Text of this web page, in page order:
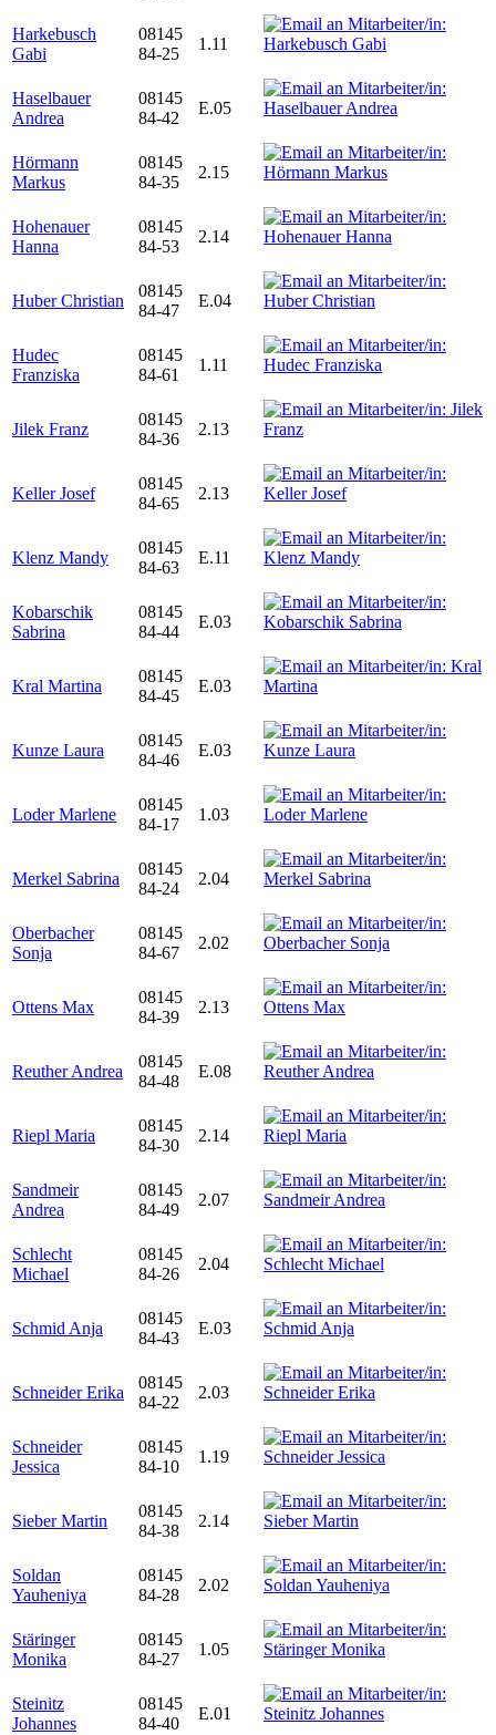
Harkebusch
Gabi
08145
84-25
1.11
Haselbauer
Andrea
08145
84-42
E.05
Hörmann
Markus
08145
84-35
2.15
Hohenauer
Hanna
08145
84-53
2.14
Huber Christian
08145
84-47
E.04
Hudec
Franziska
08145
84-61
1.11
Jilek Franz
08145
84-36
2.13
Keller Josef
08145
84-65
2.13
Klenz Mandy
08145
84-63
E.11
Kobarschik
Sabrina
08145
84-44
E.03
Kral Martina
08145
84-45
E.03
Kunze Laura
08145
84-46
E.03
Loder Marlene
08145
84-17
1.03
Merkel Sabrina
08145
84-24
2.04
Oberbacher
Sonja
08145
84-67
2.02
Ottens Max
08145
84-39
2.13
Reuther Andrea
08145
84-48
E.08
Riepl Maria
08145
84-30
2.14
Sandmeir
Andrea
08145
84-49
2.07
Schlecht
Michael
08145
84-26
2.04
Schmid Anja
08145
84-43
E.03
Schneider Erika
08145
84-22
2.03
Schneider
Jessica
08145
84-10
1.19
Sieber Martin
08145
84-38
2.14
Soldan
Yauheniya
08145
84-28
2.02
Stäringer
Monika
08145
84-27
1.05
Steinitz
Johannes
08145
84-40
E.01